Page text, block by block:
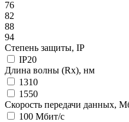
76
82
88
94
Степень защиты, IP
IP20
Длина волны (Rx), нм
1310
1550
Скорость передачи данных,
100 Мбит/с